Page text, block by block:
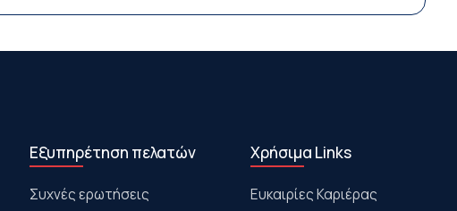
Εξυπηρέτηση πελατών
Συχνές ερωτήσεις
Χρήσιμα Links
Ευκαιρίες Καριέρας